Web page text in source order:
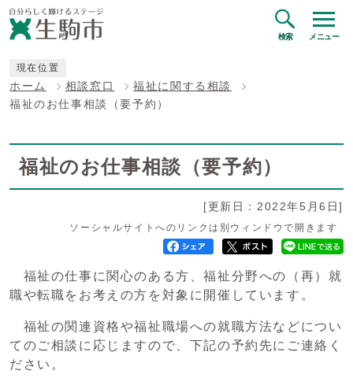
検索 メニュー
現在位置
ホーム 相談窓口
福祉に関する相談
福祉のお仕事相談（要予約）
福祉のお仕事相談（要予約）
[更新日：2022年5月6日]
ソーシャルサイトへのリンクは別ウィンドウで開きます
福祉の仕事に関心のある方、福祉分野への（再）就
職や転職をお考えの方を対象に開催しています。
福祉の関連資格や福祉職場への就職方法などについ
てのご相談に応じますので、下記の予約先にご連絡く
ださい。